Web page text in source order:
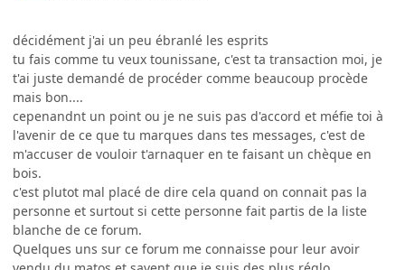
décidément j'ai un peu ébranlé les esprits
tu fais comme tu veux tounissane, c'est ta transaction moi, je
t'ai juste demandé de procéder comme beaucoup procède
mais bon....
cepenandnt un point ou je ne suis pas d'accord et méfie toi à
l'avenir de ce que tu marques dans tes messages, c'est de
m'accuser de vouloir t'arnaquer en te faisant un chèque en
bois.
c'est plutot mal placé de dire cela quand on connait pas la
personne et surtout si cette personne fait partis de la liste
blanche de ce forum.
Quelques uns sur ce forum me connaisse pour leur avoir